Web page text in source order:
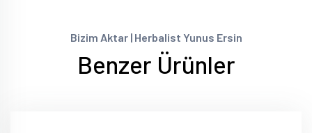
Bizim Aktar | Herbalist Yunus Ersin
Benzer Ürünler